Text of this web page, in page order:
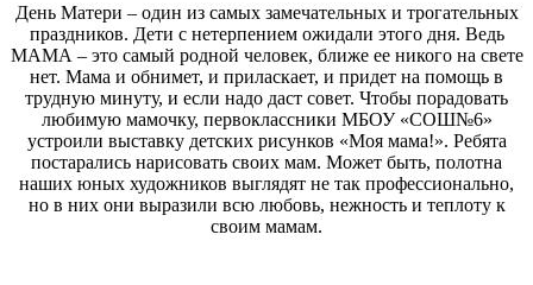
День Матери – один из самых замечательных и трогательных
праздников. Дети с нетерпением ожидали этого дня. Ведь
МАМА – это самый родной человек, ближе ее никого на свете
нет. Мама и обнимет, и приласкает, и придет на помощь в
трудную минуту, и если надо даст совет. Чтобы порадовать
любимую мамочку, первоклассники МБОУ «СОШ№6»
устроили выставку детских рисунков «Моя мама!». Ребята
постарались нарисовать своих мам. Может быть, полотна
наших юных художников выглядят не так профессионально,
но в них они выразили всю любовь, нежность и теплоту к
своим мамам.